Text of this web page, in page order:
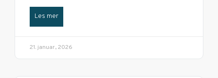
Les mer
21. januar, 2026